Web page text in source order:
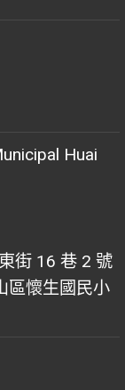
Huai
街 16 巷 2 號
區懷生國民小